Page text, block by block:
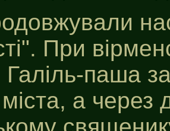
При
Галіль-паша
а через